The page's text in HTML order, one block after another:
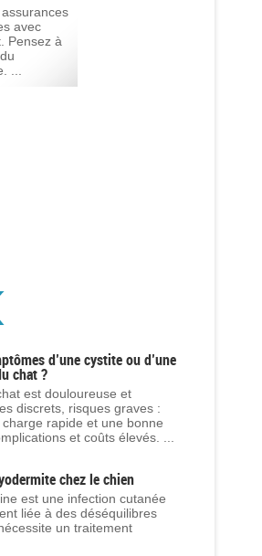
avec
Pensez à
...
d’une cystite ou d’une
chat ?
est douloureuse et
discrets, risques graves :
rapide et une bonne
et coûts élevés. ...
chez le chien
est une infection cutanée
liée à des déséquilibres
un traitement